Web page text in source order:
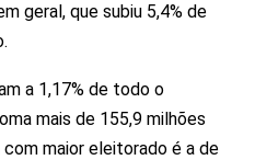
geral, que subiu 5,4% de
a 1,17% de todo o
mais de 155,9 milhões
maior eleitorado é a de